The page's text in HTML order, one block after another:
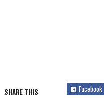
SHARE THIS Facebook